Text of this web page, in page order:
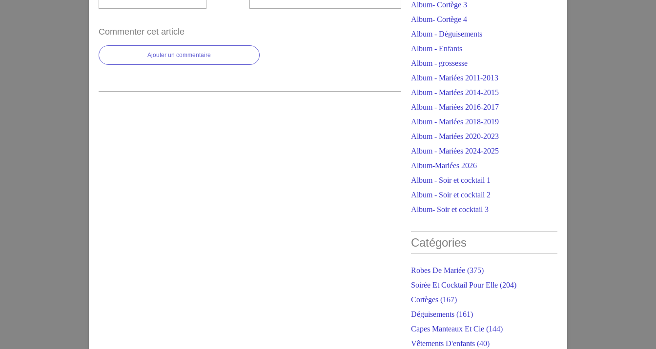
Commenter cet article
Ajouter un commentaire
Album- Cortège 3
Album- Cortège 4
Album - Déguisements
Album - Enfants
Album - grossesse
Album - Mariées 2011-2013
Album - Mariées 2014-2015
Album - Mariées 2016-2017
Album - Mariées 2018-2019
Album - Mariées 2020-2023
Album - Mariées 2024-2025
Album-Mariées 2026
Album - Soir et cocktail 1
Album - Soir et cocktail 2
Album- Soir et cocktail 3
Catégories
Robes De Mariée (375)
Soirée Et Cocktail Pour Elle (204)
Cortèges (167)
Déguisements (161)
Capes Manteaux Et Cie (144)
Vêtements D'enfants (40)